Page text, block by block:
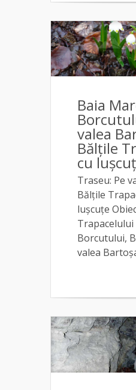
Baia
valea
Bălțile
cu
Traseu: Pe
Bălțile
lușcuțe
Trapacelului
Borcutului,
valea